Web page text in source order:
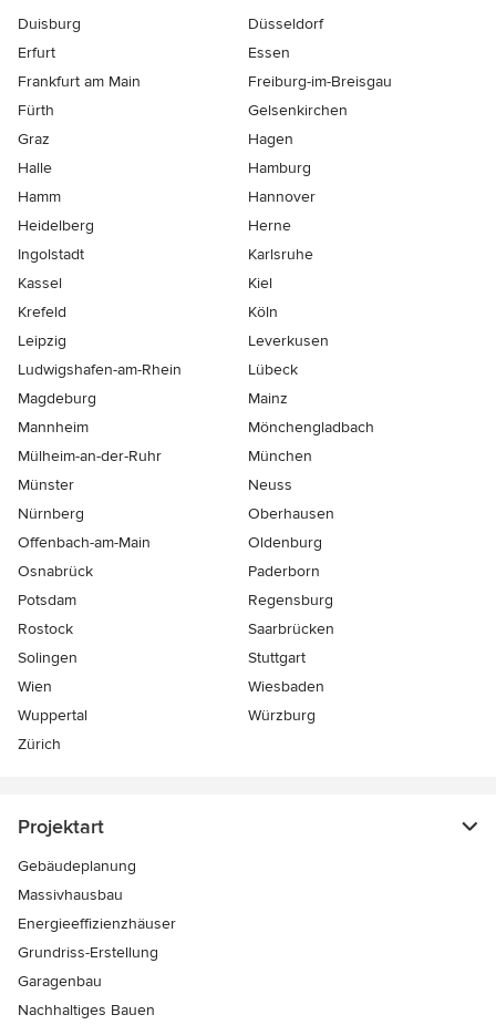
Duisburg
Düsseldorf
Erfurt
Essen
Frankfurt am Main
Freiburg-im-Breisgau
Fürth
Gelsenkirchen
Graz
Hagen
Halle
Hamburg
Hamm
Hannover
Heidelberg
Herne
Ingolstadt
Karlsruhe
Kassel
Kiel
Krefeld
Köln
Leipzig
Leverkusen
Ludwigshafen-am-Rhein
Lübeck
Magdeburg
Mainz
Mannheim
Mönchen­gladbach
Mülheim-an-der-Ruhr
München
Münster
Neuss
Nürnberg
Oberhausen
Offenbach-am-Main
Oldenburg
Osnabrück
Paderborn
Potsdam
Regensburg
Rostock
Saarbrücken
Solingen
Stuttgart
Wien
Wiesbaden
Wuppertal
Würzburg
Zürich
Projektart
Gebäudeplanung
Massivhausbau
Energieeffizienzhäuser
Grundriss-Erstellung
Garagenbau
Nachhaltiges Bauen